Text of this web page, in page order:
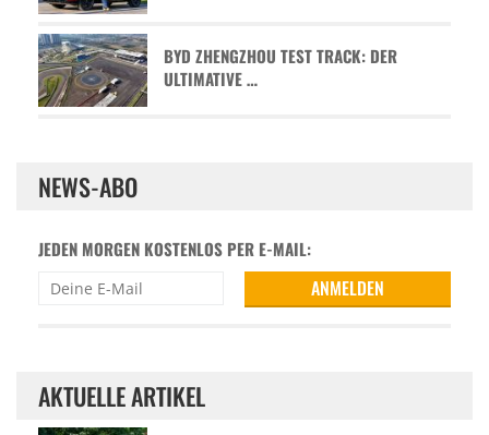
BYD ZHENGZHOU TEST TRACK: DER
ULTIMATIVE …
NEWS-ABO
JEDEN MORGEN KOSTENLOS PER E-MAIL:
AKTUELLE ARTIKEL